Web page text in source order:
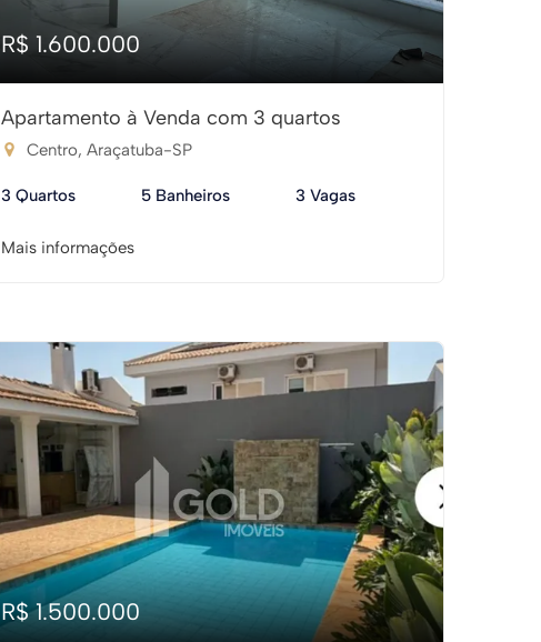
R$ 1.600.000
Apartamento à Venda com 3 quartos
Centro, Araçatuba-SP
3 Quartos 5 Banheiros 3 Vagas
Mais informações
R$ 1.500.000